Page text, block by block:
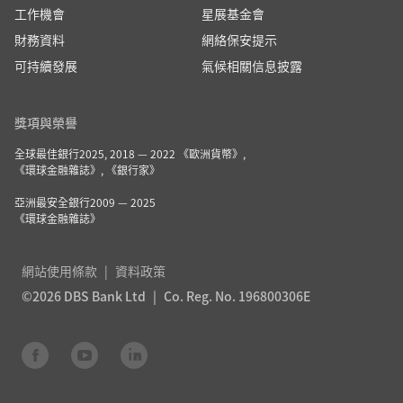
工作機會
星展基金會
財務資料
網絡保安提示
可持續發展
氣候相關信息披露
獎項與榮譽
全球最佳銀行2025, 2018 — 2022 《歐洲貨幣》,
《環球金融雜誌》, 《銀行家》
亞洲最安全銀行2009 — 2025
《環球金融雜誌》
網站使用條款
資料政策
©2026 DBS Bank Ltd
Co. Reg. No. 196800306E